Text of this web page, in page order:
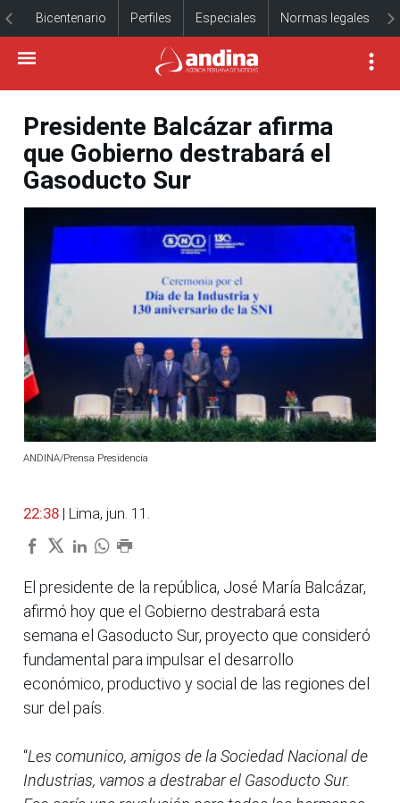
Bicentenario Perfiles Especiales Normas legales
Presidente Balcázar afirma
que Gobierno destrabará el
Gasoducto Sur
ANDINA/Prensa Presidencia
22:38 | Lima, jun. 11.
El presidente de la república, José María Balcázar,
afirmó hoy que el Gobierno destrabará esta
semana el Gasoducto Sur, proyecto que consideró
fundamental para impulsar el desarrollo
económico, productivo y social de las regiones del
sur del país.
“Les comunico, amigos de la Sociedad Nacional de
Industrias, vamos a destrabar el Gasoducto Sur.